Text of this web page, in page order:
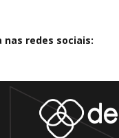
redes sociais: